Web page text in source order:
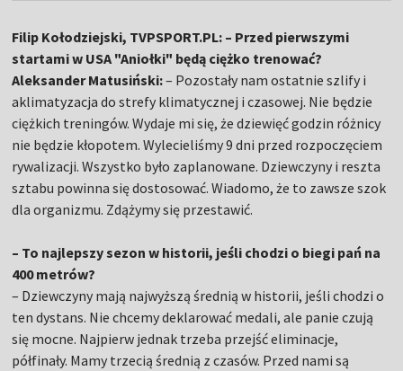
Filip Kołodziejski, TVPSPORT.PL: – Przed pierwszymi
startami w USA "Aniołki" będą ciężko trenować?
Aleksander Matusiński:– Pozostały nam ostatnie szlify i
aklimatyzacja do strefy klimatycznej i czasowej. Nie będzie
ciężkich treningów. Wydaje mi się, że dziewięć godzin różnicy
nie będzie kłopotem. Wylecieliśmy 9 dni przed rozpoczęciem
rywalizacji. Wszystko było zaplanowane. Dziewczyny i reszta
sztabu powinna się dostosować. Wiadomo, że to zawsze szok
dla organizmu. Zdążymy się przestawić.
– To najlepszy sezon w historii, jeśli chodzi o biegi pań na
400 metrów?
– Dziewczyny mają najwyższą średnią w historii, jeśli chodzi o
ten dystans. Nie chcemy deklarować medali, ale panie czują
się mocne. Najpierw jednak trzeba przejść eliminacje,
półfinały. Mamy trzecią średnią z czasów. Przed nami są